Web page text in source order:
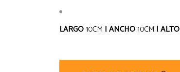
LARGO10CM | ANCHO10CM | ALTO